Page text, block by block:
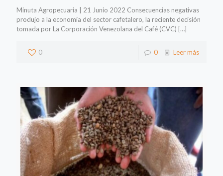
Minuta Agropecuaria | 21 Junio 2022 Consecuencias negativas
produjo a la economía del sector cafetalero, la reciente decisión
tomada por La Corporación Venezolana del Café (CVC) […]
0 0 Leer más